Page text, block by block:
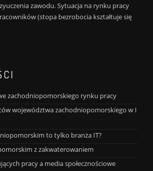
zawodu. Sytuacja na rynku pracy
(stopa bezrobocia kształtuje się
zachodniopomorskiego rynku pracy
województwa zachodniopomorskiego w I
to tylko branża IT?
z zakwaterowaniem
pracy a media społecznościowe